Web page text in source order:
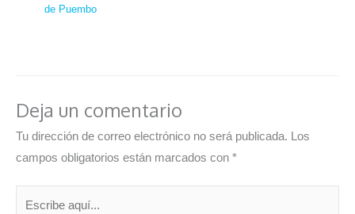
de Puembo
Deja un comentario
Tu dirección de correo electrónico no será publicada. Los
campos obligatorios están marcados con *